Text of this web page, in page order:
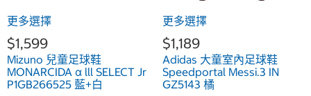
更多選擇
$1,599
Mizuno 兒童足球鞋
MONARCIDA α lll SELECT Jr
P1GB266525 藍+白
更多選擇
$1,189
Adidas 大童室內足球鞋
Speedportal Messi.3 IN
GZ5143 橘